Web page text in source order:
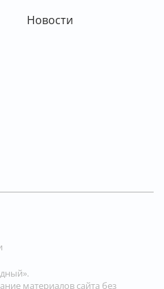
Новости
материалов сайта без